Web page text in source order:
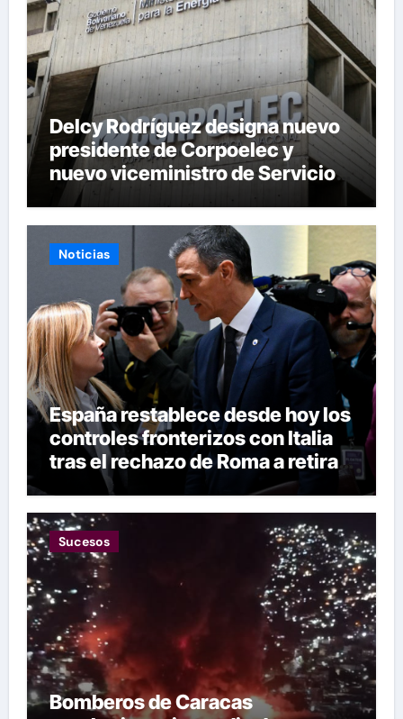
Delcy Rodríguez designa nuevo
presidente de Corpoelec y
nuevo viceministro de Servicios
Eléctricos
Noticias
España restablece desde hoy los
controles fronterizos con Italia
tras el rechazo de Roma a retirar
las restricciones
Sucesos
Bomberos de Caracas